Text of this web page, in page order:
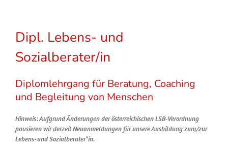
Dipl. Lebens- und
Sozialberater/in
Diplomlehrgang für Beratung, Coaching
und Begleitung von Menschen
Hinweis: Aufgrund Änderungen der österreichischen LSB-Verordnung
pausieren wir derzeit Neuanmeldungen für unsere Ausbildung zum/zur
Lebens- und Sozialberater*in.